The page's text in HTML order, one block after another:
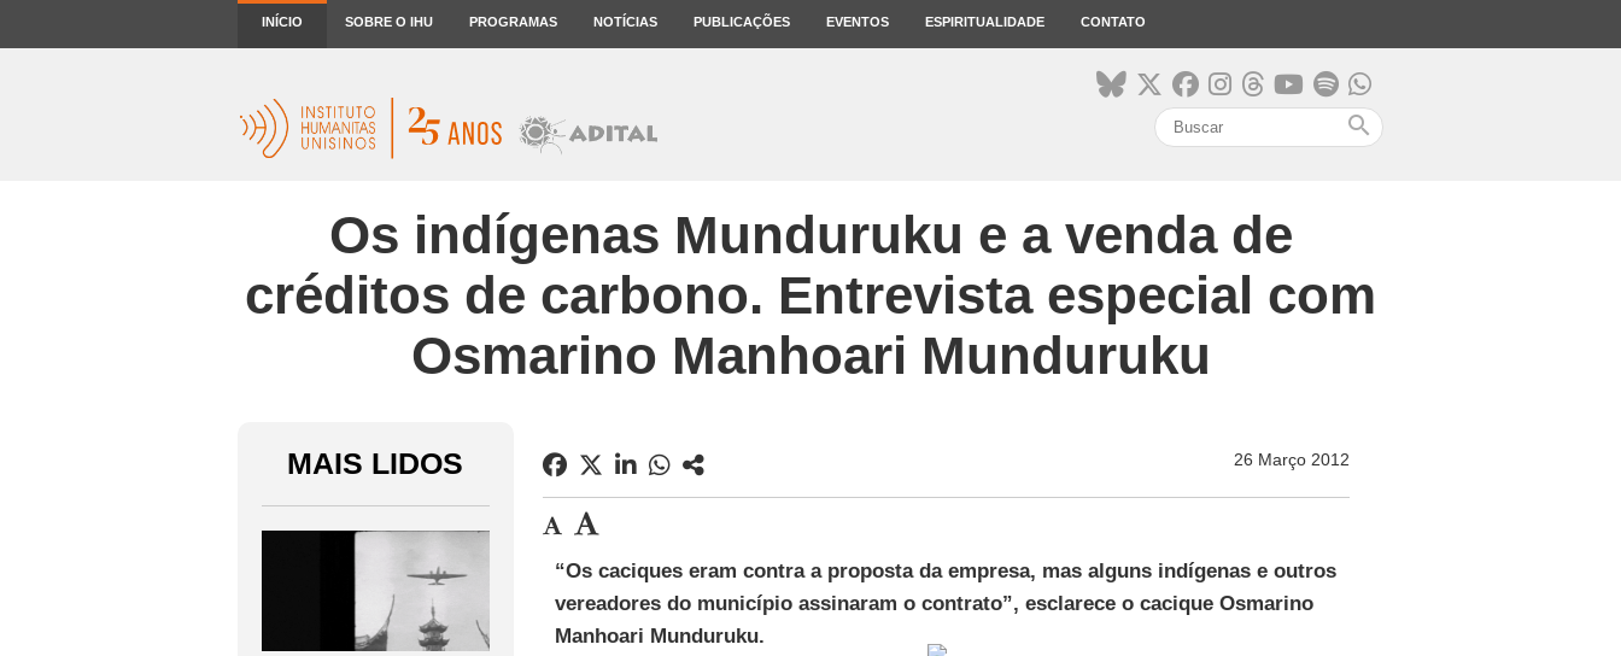
INÍCIO SOBRE O IHU PROGRAMAS NOTÍCIAS PUBLICAÇÕES EVENTOS ESPIRITUALIDADE CONTATO
search
Os indígenas Munduruku e a venda de
créditos de carbono. Entrevista especial com
Osmarino Manhoari Munduruku
MAIS LIDOS 26 Março 2012
“Os caciques eram contra a proposta da empresa, mas alguns indígenas e outros
vereadores do município assinaram o contrato”, esclarece o cacique Osmarino
Manhoari Munduruku.